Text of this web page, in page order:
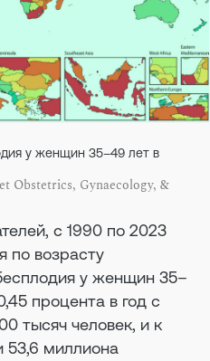
у женщин 35–49 лет в
Obstetrics, Gynaecology, &
с 1990 по 2023
по возрасту
у женщин 35–
процента в год с
тысяч человек, и к
53,6 миллиона